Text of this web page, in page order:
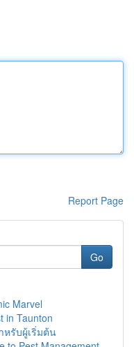
Report Page
Go
Marvel
in Taunton
หรับผู้เริ่มต้น